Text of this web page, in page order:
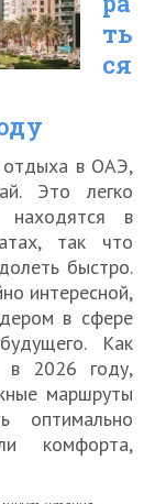
ть
ся
отдыха в ОАЭ,
Это легко
находятся в
так что
быстро.
интересной,
в сфере
Как
2026 году,
маршруты
оптимально
комфорта,